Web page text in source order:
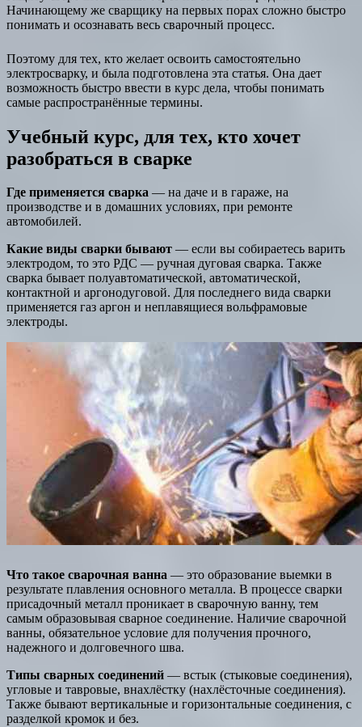
Начинающему же сварщику на первых порах сложно быстро
понимать и осознавать весь сварочный процесс.
Поэтому для тех, кто желает освоить самостоятельно
электросварку, и была подготовлена эта статья. Она дает
возможность быстро ввести в курс дела, чтобы понимать
самые распространённые термины.
Учебный курс, для тех, кто хочет
разобраться в сварке
Где применяется сварка — на даче и в гараже, на
производстве и в домашних условиях, при ремонте
автомобилей.
Какие виды сварки бывают — если вы собираетесь варить
электродом, то это РДС — ручная дуговая сварка. Также
сварка бывает полуавтоматической, автоматической,
контактной и аргонодуговой. Для последнего вида сварки
применяется газ аргон и неплавящиеся вольфрамовые
электроды.
Что такое сварочная ванна — это образование выемки в
результате плавления основного металла. В процессе сварки
присадочный металл проникает в сварочную ванну, тем
самым образовывая сварное соединение. Наличие сварочной
ванны, обязательное условие для получения прочного,
надежного и долговечного шва.
Типы сварных соединений — встык (стыковые соединения),
угловые и тавровые, внахлёстку (нахлёсточные соединения).
Также бывают вертикальные и горизонтальные соединения, с
разделкой кромок и без.